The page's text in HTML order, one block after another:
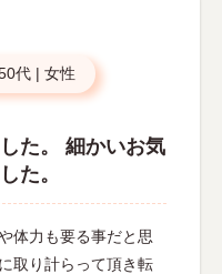
代 | 女性
た。 細かいお気
た。
体力も要る事だと思
取り計らって頂き転